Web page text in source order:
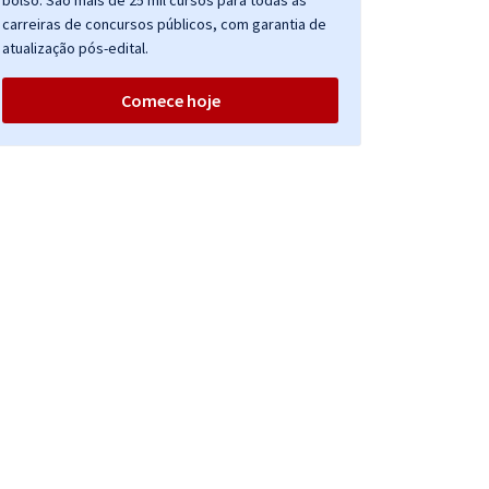
carreiras de concursos públicos, com garantia de
atualização pós-edital.
Comece hoje